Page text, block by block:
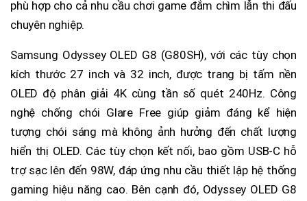
phù hợp cho cả nhu cầu chơi game đắm chìm lẫn thi đấu
chuyên nghiệp.
Samsung Odyssey OLED G8 (G80SH), với các tùy chọn
kích thước 27 inch và 32 inch, được trang bị tấm nền
OLED độ phân giải 4K cùng tần số quét 240Hz. Công
nghệ chống chói Glare Free giúp giảm đáng kể hiện
tượng chói sáng mà không ảnh hưởng đến chất lượng
hiển thị OLED. Các tùy chọn kết nối, bao gồm USB-C hỗ
trợ sạc lên đến 98W, đáp ứng nhu cầu thiết lập hệ thống
gaming hiệu năng cao. Bên cạnh đó, Odyssey OLED G8